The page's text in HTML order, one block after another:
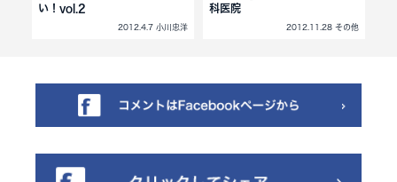
い！vol.2
2012.4.7 小川忠洋
科医院
2012.11.28 その他